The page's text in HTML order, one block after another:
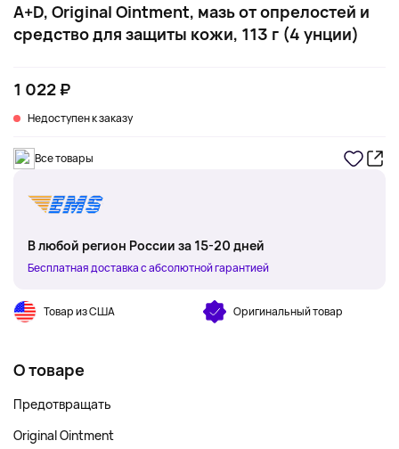
A+D, Original Ointment, мазь от опрелостей и
средство для защиты кожи, 113 г (4 унции)
1 022 ₽
Недоступен к заказу
Все товары
В любой регион России за 15-20 дней
Бесплатная доставка с абсолютной гарантией
Товар из США Оригинальный товар
О товаре
Предотвращать
Original Ointment